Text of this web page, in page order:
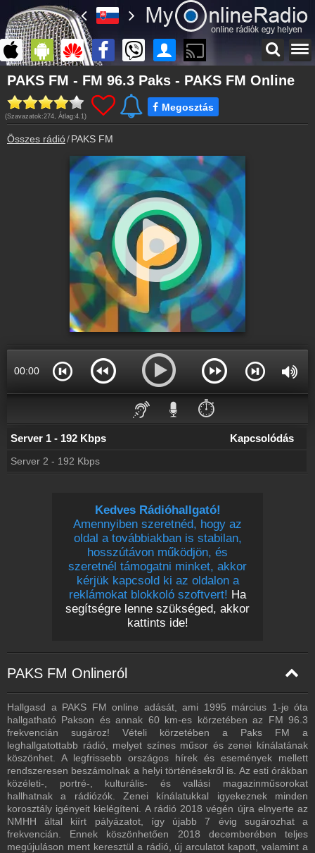
Főoldal
myonlineradio.hu
Bejelentkezés
Hozz létre saját fiókot!
PAKS FM korábbi adásai
PAKS FM kapcsolatos hírek
Rádiós partnerek
Rádió beágyazás
Ágyazd be weboldaladba
Online rádió készítés
Készítés lépésről lépésre
PAKS FM - FM 96.3 Paks - PAKS FM Online
(Szavazatok:274, Átlag:4.1)
Megosztás
Összes rádió PAKS FM
00:00
⏱️
Server 1 - 192 Kbps Kapcsolódás
Server 2 - 192 Kbps
Kedves Rádióhallgató!
Amennyiben szeretnéd, hogy az
oldal a továbbiakban is stabilan,
hosszútávon működjön, és
szeretnél támogatni minket, akkor
kérjük kapcsold ki az oldalon a
reklámokat blokkoló szoftvert! Ha
segítségre lenne szükséged, akkor
kattints ide!
PAKS FM Onlineról
Hallgasd a PAKS FM online adását, ami 1995 március 1-je óta
hallgatható Pakson és annak 60 km-es körzetében az FM 96.3
frekvencián sugároz! Vételi körzetében a Paks FM a
leghallgatottabb rádió, melyet színes műsor és zenei kínálatának
köszönhet. A legfrissebb országos hírek és események mellett
rendszeresen beszámolnak a helyi történésekről is. Az esti órákban
közéleti-, portré-, kulturális- és vallási magazinműsorokat
hallhatnak a rádiózók. Zenei kínálatukkal igyekeznek minden
korosztály igényeit kielégíteni. A rádió 2018 végén újra elnyerte az
NMHH által kiírt pályázatot, így újabb 7 évig sugározhat a
frekvencián. Ennek köszönhetően 2018 decemberében teljes
megújuláson ment keresztül a rádió, új arculatot kapott, valamint a